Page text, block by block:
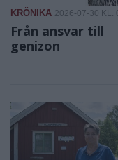
KRÖNIKA 2026-07-30 KL.
Från ansvar till
genizon